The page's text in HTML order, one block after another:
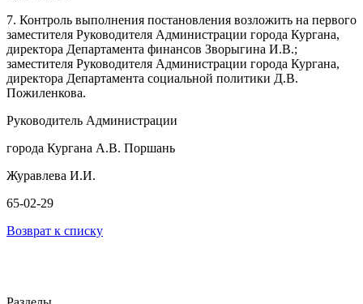
7. Контроль выполнения постановления возложить на первого
заместителя Руководителя Администрации города Кургана,
директора Департамента финансов Зворыгина И.В.;
заместителя Руководителя Администрации города Кургана,
директора Департамента социальной политики Д.В.
Пожиленкова.
Руководитель Администрации
города Кургана А.В. Поршань
Журавлева И.И.
65-02-29
Возврат к списку